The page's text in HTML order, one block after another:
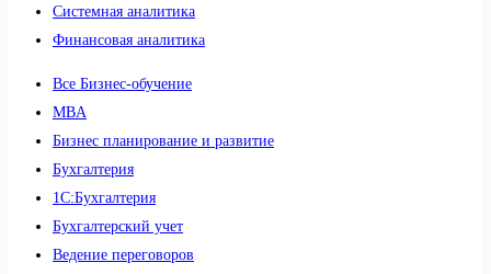
Системная аналитика
Финансовая аналитика
Все Бизнес-обучение
MBA
Бизнес планирование и развитие
Бухгалтерия
1C:Бухгалтерия
Бухгалтерский учет
Ведение переговоров